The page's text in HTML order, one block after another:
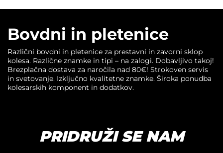
Bovdni in pletenice
Različni bovdni in pletenice za prestavni in zavorni sklop
kolesa. Različne znamke in tipi – na zalogi. Dobavljivo takoj!
Brezplačna dostava za naročila nad 80€! Strokoven servis
in svetovanje. Izključno kvalitetne znamke. Široka ponudba
kolesarskih komponent in dodatkov.
PRIDRUŽI SE NAM